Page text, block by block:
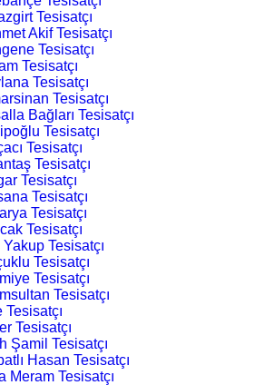
Tesisatçı
Akif Tesisatçı
Tesisatçı
Tesisatçı
Tesisatçı
Tesisatçı
Bağları Tesisatçı
Tesisatçı
Tesisatçı
Tesisatçı
Tesisatçı
Tesisatçı
Tesisatçı
Tesisatçı
Yakup Tesisatçı
Tesisatçı
Tesisatçı
Tesisatçı
Tesisatçı
Tesisatçı
Şamil Tesisatçı
Hasan Tesisatçı
Meram Tesisatçı